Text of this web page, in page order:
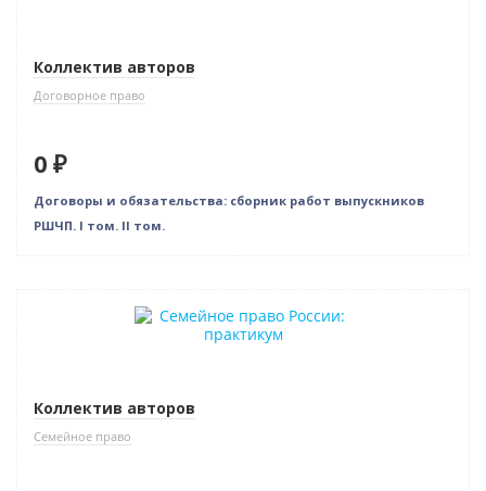
Коллектив авторов
Договорное право
0 ₽
Договоры и обязательства: сборник работ выпускников
РШЧП. I том. II том.
Коллектив авторов
Семейное право